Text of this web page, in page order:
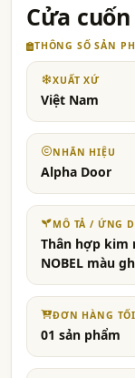
Cửa
THÔNG SỐ SẢN
XUẤT XỨ
Việt Nam
NHÃN HIỆU
Alpha Door
MÔ TẢ / ỨNG
Thân hợp kim
NOBEL màu
ĐƠN HÀNG
01 sản phẩm